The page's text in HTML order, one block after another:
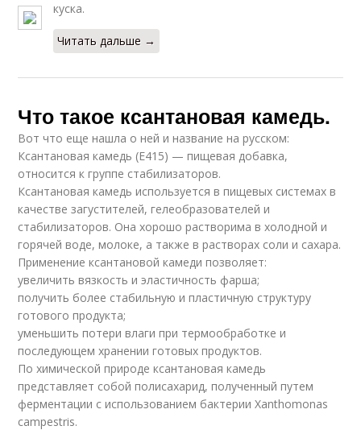
куска.
Читать дальше →
Что такое ксантановая камедь.
Вот что еще нашла о ней и название на русском:
Ксантановая камедь (Е415) — пищевая добавка,
относится к группе стабилизаторов.
Ксантановая камедь используется в пищевых системах в
качестве загустителей, гелеобразователей и
стабилизаторов. Она хорошо растворима в холодной и
горячей воде, молоке, а также в растворах соли и сахара.
Применение ксантановой камеди позволяет:
увеличить вязкость и эластичность фарша;
получить более стабильную и пластичную структуру
готового продукта;
уменьшить потери влаги при термообработке и
последующем хранении готовых продуктов.
По химической природе ксантановая камедь
представляет собой полисахарид, полученный путем
ферментации с использованием бактерии Xanthomonas
campestris.